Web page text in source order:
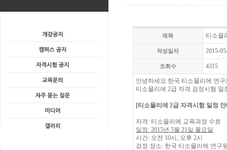
제목 티소믈
작성일자 2015-
조회수 4315
안녕하세요 한국 티소믈리에 연
티소믈리에 2급 자격 검정시험
[티소믈리에 2급 자격시험 일정
자격: 티소믈리에 교육과정 수료
일정: 2015년 5월 21일 몰요일
시간: 오전 10시, 오후 2시
검정 장소: 한국 티소믈리에 연구